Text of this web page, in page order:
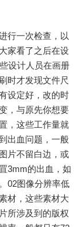
行一次检查，以
家看了之后在设
设计人员在画册
时才发现文件尺
设定好，改的时
，与原先你想要
，这些工作量就
出血问题，一般
片不留白边，或
3mm的出血，如
02图像分辨率低
材，这些素材大
所涉及到的版权